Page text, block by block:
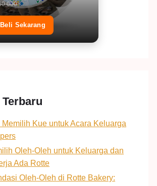
Beli Sekarang
Memilih Kue untuk Acara Keluarga
Oleh-Oleh untuk Keluarga dan
Ada Rotte
Oleh-Oleh di Rotte Bakery: